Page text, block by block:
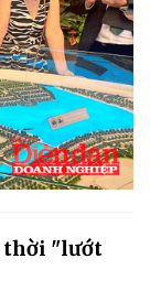
thời "lướt